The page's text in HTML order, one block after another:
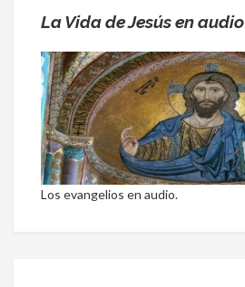
La Vida de Jesús en audio
Los evangelios en audio.